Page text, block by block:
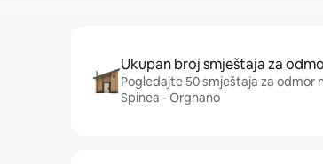
Ukupan broj smještaja za
Pogledajte 50 smještaja za odmor
Spinea - Orgnano